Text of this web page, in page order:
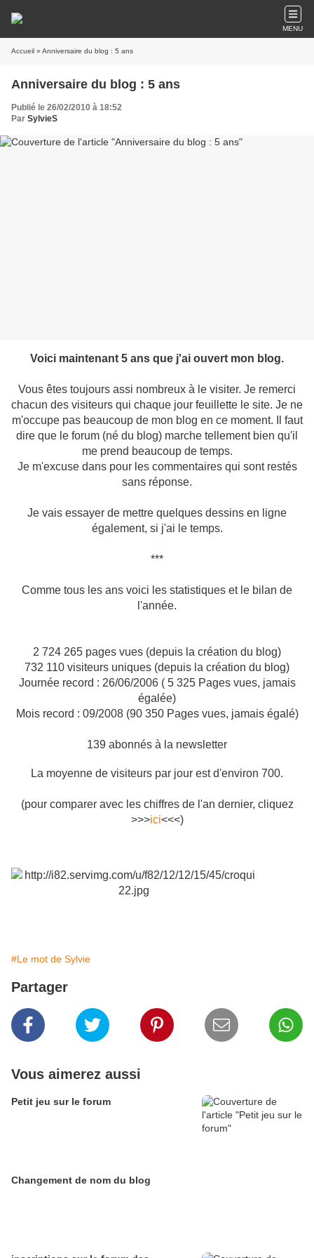
MENU
Accueil » Anniversaire du blog : 5 ans
Anniversaire du blog : 5 ans
Publié le 26/02/2010 à 18:52
Par SylvieS
Voici maintenant 5 ans que j'ai ouvert mon blog.
Vous êtes toujours assi nombreux à le visiter. Je remerci
chacun des visiteurs qui chaque jour feuillette le site. Je ne
m'occupe pas beaucoup de mon blog en ce moment. Il faut
dire que le forum (né du blog) marche tellement bien qu'il
me prend beaucoup de temps.
Je m'excuse dans pour les commentaires qui sont restés
sans réponse.
Je vais essayer de mettre quelques dessins en ligne
également, si j'ai le temps.
***
Comme tous les ans voici les statistiques et le bilan de
l'année.
2 724 265 pages vues (depuis la création du blog)
732 110 visiteurs uniques (depuis la création du blog)
Journée record : 26/06/2006 ( 5 325 Pages vues, jamais
égalée)
Mois record : 09/2008 (90 350 Pages vues, jamais égalé)
139 abonnés à la newsletter
La moyenne de visiteurs par jour est d'environ 700.
(pour comparer avec les chiffres de l'an dernier, cliquez
>>>ici<<<)
#Le mot de Sylvie
Partager
Vous aimerez aussi
Petit jeu sur le forum
Changement de nom du blog